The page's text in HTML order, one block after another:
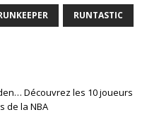
RUNTASTIC
Découvrez les 10 joueurs
de la NBA